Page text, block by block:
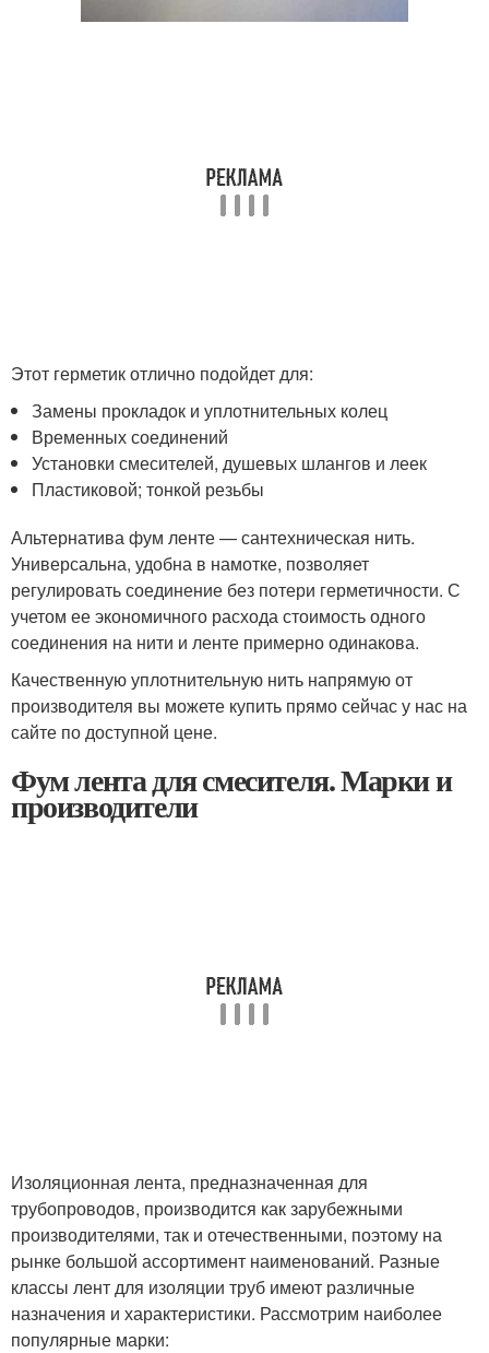
Этот герметик отлично подойдет для:
Замены прокладок и уплотнительных колец
Временных соединений
Установки смесителей, душевых шлангов и леек
Пластиковой; тонкой резьбы
Альтернатива фум ленте — сантехническая нить.
Универсальна, удобна в намотке, позволяет
регулировать соединение без потери герметичности. С
учетом ее экономичного расхода стоимость одного
соединения на нити и ленте примерно одинакова.
Качественную уплотнительную нить напрямую от
производителя вы можете купить прямо сейчас у нас на
сайте по доступной цене.
Фум лента для смесителя. Марки и
производители
Изоляционная лента, предназначенная для
трубопроводов, производится как зарубежными
производителями, так и отечественными, поэтому на
рынке большой ассортимент наименований. Разные
классы лент для изоляции труб имеют различные
назначения и характеристики. Рассмотрим наиболее
популярные марки: